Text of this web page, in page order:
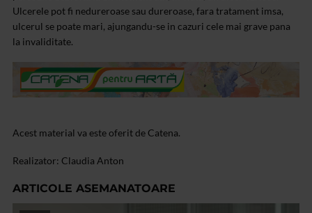
Ulcerele pot fi nedureroase sau dureroase, fara tratament imsa,
ulcerul se poate mari, ajungandu-se in cazuri cele mai grave pana
la invaliditate.
Acest material va este oferit de Catena.
Realizator: Claudia Anton
ARTICOLE ASEMANATOARE